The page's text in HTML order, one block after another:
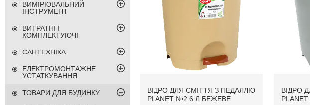
ВІДРО ДЛЯ СМІТТЯ З ПЕДАЛЛЮ
PLANET №2 6 Л БЕЖЕВЕ
ВІДРО
ВИМІРЮВАЛЬНИЙ
ІНСТРУМЕНТ
ВИТРАТНІ І
КОМПЛЕКТУЮЧІ
САНТЕХНІКА
ЕЛЕКТРОМОНТАЖНЕ
УСТАТКУВАННЯ
ТОВАРИ ДЛЯ БУДИНКУ